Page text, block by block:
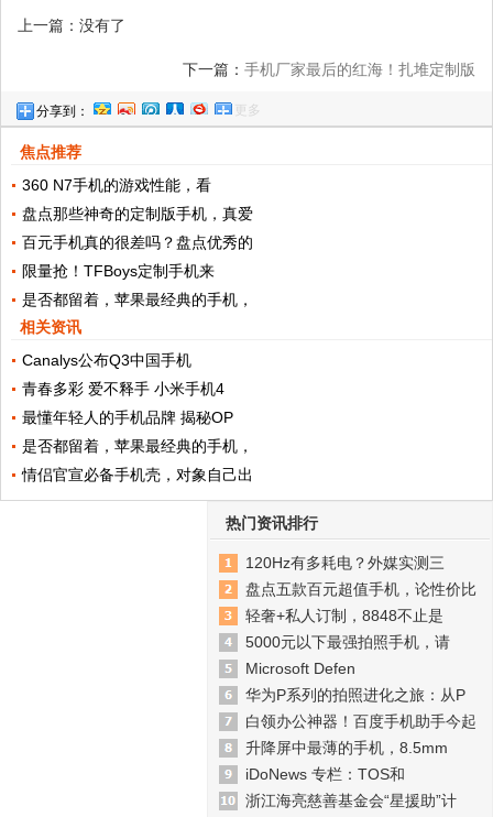
上一篇：没有了
下一篇： 手机厂家最后的红海！扎堆定制版
分享到： 更多
焦点推荐
360 N7手机的游戏性能，看
盘点那些神奇的定制版手机，真爱
百元手机真的很差吗？盘点优秀的
限量抢！TFBoys定制手机来
是否都留着，苹果最经典的手机，
相关资讯
Canalys公布Q3中国手机
青春多彩 爱不释手 小米手机4
最懂年轻人的手机品牌 揭秘OP
是否都留着，苹果最经典的手机，
情侣官宣必备手机壳，对象自己出
热门资讯排行
120Hz有多耗电？外媒实测三
盘点五款百元超值手机，论性价比
轻奢+私人订制，8848不止是
5000元以下最强拍照手机，请
Microsoft Defen
华为P系列的拍照进化之旅：从P
白领办公神器！百度手机助手今起
升降屏中最薄的手机，8.5mm
iDoNews 专栏：TOS和
浙江海亮慈善基金会“星援助”计